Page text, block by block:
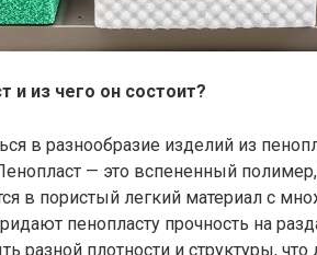
и из чего он состоит?
в разнообразие изделий из
— это вспененный
в пористый легкий материал с
пенопласту прочность на
разной плотности и структуры,